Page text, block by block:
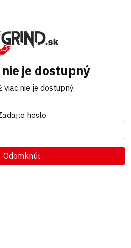
je dostupný
viac nie je dostupný.
heslo